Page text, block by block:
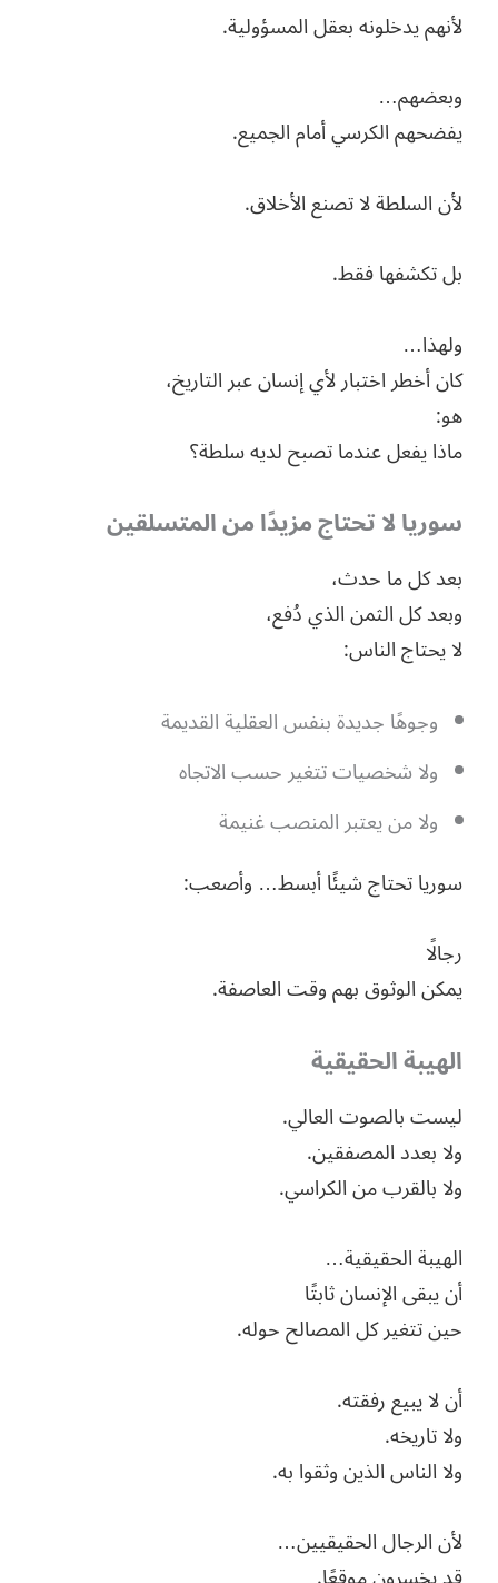
لأنهم يدخلونه بعقل المسؤولية.
وبعضهم…
يفضحهم الكرسي أمام الجميع.
لأن السلطة لا تصنع الأخلاق.
بل تكشفها فقط.
ولهذا…
كان أخطر اختبار لأي إنسان عبر التاريخ،
هو:
ماذا يفعل عندما تصبح لديه سلطة؟
سوريا لا تحتاج مزيدًا من المتسلقين
بعد كل ما حدث،
وبعد كل الثمن الذي دُفع،
لا يحتاج الناس:
وجوهًا جديدة بنفس العقلية القديمة
ولا شخصيات تتغير حسب الاتجاه
ولا من يعتبر المنصب غنيمة
سوريا تحتاج شيئًا أبسط… وأصعب:
رجالًا
يمكن الوثوق بهم وقت العاصفة.
الهيبة الحقيقية
ليست بالصوت العالي.
ولا بعدد المصفقين.
ولا بالقرب من الكراسي.
الهيبة الحقيقية…
أن يبقى الإنسان ثابتًا
حين تتغير كل المصالح حوله.
أن لا يبيع رفقته.
ولا تاريخه.
ولا الناس الذين وثقوا به.
لأن الرجال الحقيقيين…